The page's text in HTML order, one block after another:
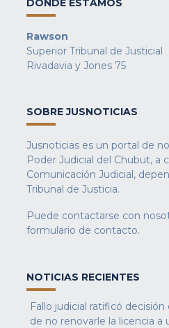
DONDE ESTAMOS
Rawson
Superior Tribunal de Justicial
Rivadavia y Jones 75
SOBRE JUSNOTICIAS
Jusnoticias es un portal de
Poder Judicial del Chubut, a
Comunicación Judicial,
Tribunal de Justicia.
Puede contactarse con
formulario de contacto.
NOTICIAS RECIENTES
Fallo judicial ratificó
de no renovarle la licencia